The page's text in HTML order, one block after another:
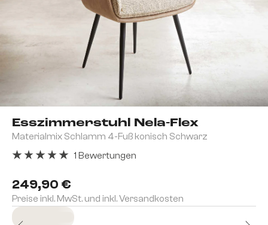
Esszimmerstuhl Nela-Flex
Materialmix Schlamm 4-Fuß konisch Schwarz
249,90 €
Preise inkl. MwSt. und inkl. Versandkosten
1 Bewertungen